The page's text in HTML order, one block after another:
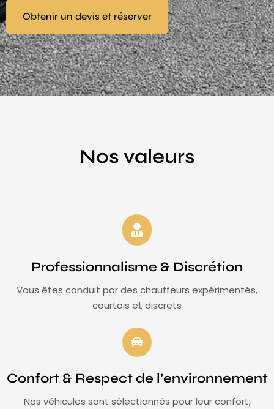
Obtenir un devis et réserver
Nos valeurs
Professionnalisme & Discrétion
Vous êtes conduit par des chauffeurs expérimentés,
courtois et discrets
Confort & Respect de l’environnement
Nos véhicules sont sélectionnés pour leur confort,